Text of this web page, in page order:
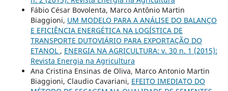
Fábio César Bovolenta, Marco Antônio Martin
Biaggioni, UM MODELO PARA A ANÁLISE DO BALANÇO
E EFICIÊNCIA ENERGÉTICA NA LOGÍSTICA DE
TRANSPORTE DUTOVIÁRIO PARA EXPORTAÇÃO DO
ETANOL , ENERGIA NA AGRICULTURA: v. 30 n. 1 (2015):
Revista Energia na Agricultura
Ana Cristina Ensinas de Oliva, Marco Antonio Martin
Biaggioni, Claudio Cavariani, EFEITO IMEDIATO DO